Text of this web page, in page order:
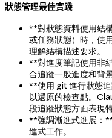
狀態管理最佳實踐
**對狀態資料使用結
或任務狀態）時，使
理解結構描述要求。
**對進度筆記使用非
合追蹤一般進度和背景
**使用 git 進行狀態
以還原的檢查點。
段追蹤狀態方面表現
**強調漸進式進展：
進式工作。